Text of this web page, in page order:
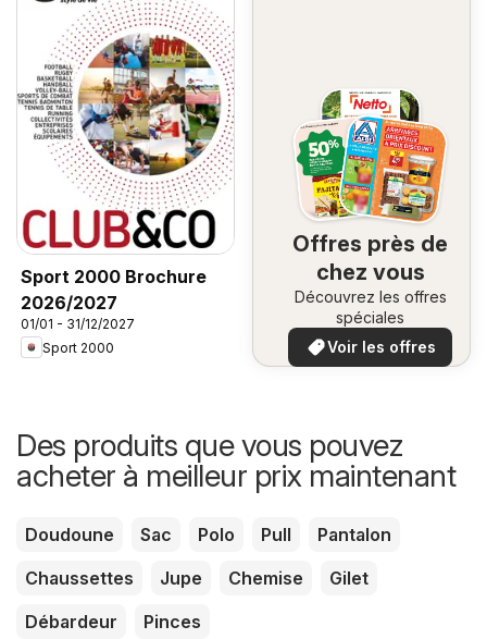
Sport 2000 Brochure
2026/2027
01/01 - 31/12/2027
Sport 2000
Offres près de
chez vous
Découvrez les offres
spéciales
Voir les offres
Des produits que vous pouvez
acheter à meilleur prix maintenant
Doudoune Sac Polo Pull
Pantalon
Chaussettes
Jupe Chemise
Gilet
Débardeur
Pinces